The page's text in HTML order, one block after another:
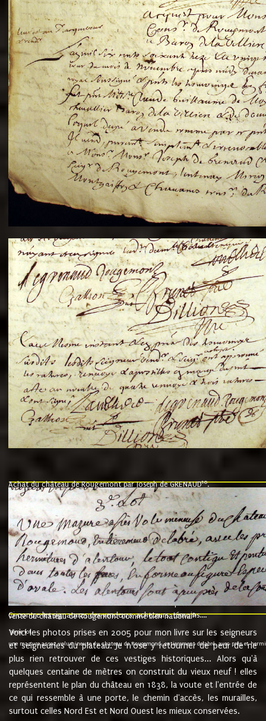
Achat du château de Rougemont par Joseph de GRENAUD10.
"l'an mil six cent soixante treze le ving neuvième jour du mois de
nommé fut présent Messire Claude Guillaume de Moyriat chevalier baron
vend, purement simplement et irrevocablement a monseigneur monsieur
et chavannes conseiller du roy au parlement de Bourgogne, present et
que le dit seigneur Baron de la Vellière a sur ses hommes, indivisables et
de la Velliere tout ainsi et comme le dit seigneur Baron et ses
présent......"
suivent les rentes, donation des terriers, etc... au prix de 880 livre louis
Ci contre les signatures des vendeurs, acheteurs, témoins....
vente du château de Rougemont comme bien national9.
"3ème lot
une mazure assez volumineuse du chateau de Rougemond, entierement delabré, avec près et
Voici les photos prises en 2005 pour mon livre sur les seigneurs
et seigneuries du plateau. Je n'ose y retourner de peur de ne
plus rien retrouver de ces vestiges historiques... Alors qu'à
quelques centaine de mètres on construit du vieux neuf ! elles
représentent le plan du château en 1838, la voute et l'entrée de
ce qui ressemble à une porte, le chemin d'accès, les murailles,
surtout celles Nord Est et Nord Ouest les mieux conservées.